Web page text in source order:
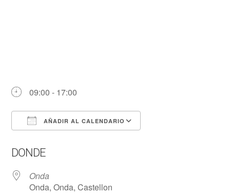
09:00 - 17:00
AÑADIR AL CALENDARIO
DONDE
Onda
Onda, Onda, Castellon